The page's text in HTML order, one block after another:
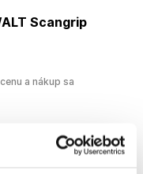
Scangrip
a nákup sa